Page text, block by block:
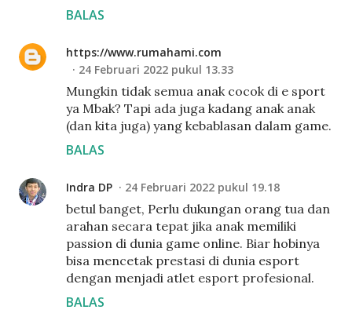
BALAS
https://www.rumahami.com
24 Februari 2022 pukul 13.33
Mungkin tidak semua anak cocok di e sport
ya Mbak? Tapi ada juga kadang anak anak
(dan kita juga) yang kebablasan dalam game.
BALAS
Indra DP 24 Februari 2022 pukul 19.18
betul banget, Perlu dukungan orang tua dan
arahan secara tepat jika anak memiliki
passion di dunia game online. Biar hobinya
bisa mencetak prestasi di dunia esport
dengan menjadi atlet esport profesional.
BALAS